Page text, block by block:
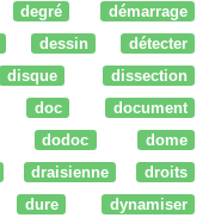
degré
démarrage
dessin
détecter
disque
dissection
doc
document
dodoc
dome
draisienne
droits
dure
dynamiser